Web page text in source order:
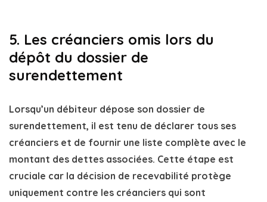
5. Les créanciers omis lors du
dépôt du dossier de
surendettement
Lorsqu’un débiteur dépose son dossier de
surendettement, il est tenu de déclarer tous ses
créanciers et de fournir une liste complète avec le
montant des dettes associées. Cette étape est
cruciale car la décision de recevabilité protège
uniquement contre les créanciers qui sont